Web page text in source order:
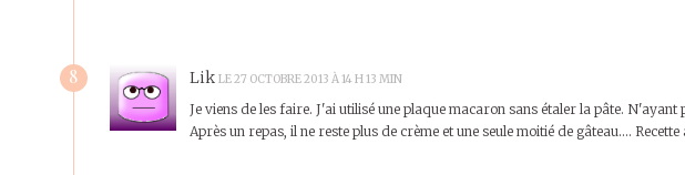
8 Lik LE 27 OCTOBRE 2013 À 14 H 13 MIN
Je viens de les faire. J'ai utilisé une plaque macaron sans étaler la pâte.
Après un repas, il ne reste plus de crème et une seule moitié de gâteau…. Recette